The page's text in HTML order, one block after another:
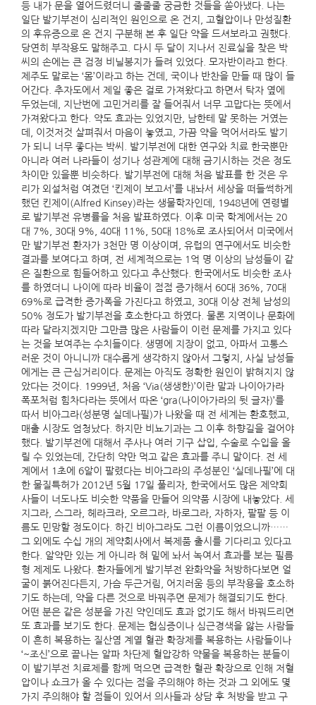
등 내가 문을 열어드렸더니 줄줄줄 궁금한 것들을 쏟아냈다. 나는
일단 발기부전이 심리적인 원인으로 온 건지, 고혈압이나 만성질환
의 후유증으로 온 건지 구분해 본 후 일단 약을 드셔보라고 권했다.
당연히 부작용도 말해주고. 다시 두 달이 지나서 진료실을 찾은 박
씨의 손에는 큰 검정 비닐봉지가 들려 있었다. 모자반이라고 한다.
제주도 말로는 ‘몸’이라고 하는 건데, 국이나 반찬을 만들 때 많이 들
어간다. 추자도에서 제일 좋은 걸로 가져왔다고 하면서 탁자 옆에
두었는데, 지난번에 고민거리를 잘 들어줘서 너무 고맙다는 뜻에서
가져왔다고 한다. 약도 효과는 있었지만, 남한테 말 못하는 거였는
데, 이것저것 살펴줘서 마음이 놓였고, 가끔 약을 먹어서라도 발기
가 되니 너무 좋다는 박씨. 발기부전에 대한 연구와 치료 한국뿐만
아니라 여러 나라들이 성기나 성관계에 대해 금기시하는 것은 정도
차이만 있을뿐 비슷하다. 발기부전에 대해 처음 발표를 한 것은 우
리가 외설처럼 여겼던 ‘킨제이 보고서’를 내놔서 세상을 떠들썩하게
했던 킨제이(Alfred Kinsey)라는 생물학자인데, 1948년에 연령별
로 발기부전 유병률을 처음 발표하였다. 이후 미국 학계에서는 20
대 7%, 30대 9%, 40대 11%, 50대 18%로 조사되어서 미국에서
만 발기부전 환자가 3천만 명 이상이며, 유럽의 연구에서도 비슷한
결과를 보여다고 하며, 전 세계적으로는 1억 명 이상의 남성들이 같
은 질환으로 힘들어하고 있다고 추산했다. 한국에서도 비슷한 조사
를 하였더니 나이에 따라 비율이 점점 증가해서 60대 36%, 70대
69%로 급격한 증가폭을 가진다고 하였고, 30대 이상 전체 남성의
50% 정도가 발기부전을 호소한다고 하였다. 물론 지역이나 문화에
따라 달라지겠지만 그만큼 많은 사람들이 이런 문제를 가지고 있다
는 것을 보여주는 수치들이다. 생명에 지장이 없고, 아파서 고통스
러운 것이 아니니까 대수롭게 생각하지 않아서 그렇지, 사실 남성들
에게는 큰 근심거리이다. 문제는 아직도 정확한 원인이 밝혀지지 않
았다는 것이다. 1999년, 처음 ‘Via(생생한)’이란 말과 나이아가라
폭포처럼 힘차다라는 뜻에서 따온 ‘gra(나이아가라의 뒷 글자)’를
따서 비아그라(성분명 실데나필)가 나왔을 때 전 세계는 환호했고,
매출 시장도 엄청났다. 하지만 비뇨기과는 그 이후 하향길을 걸어야
했다. 발기부전에 대해서 주사나 여러 기구 삽입, 수술로 수입을 올
릴 수 있었는데, 간단히 약만 먹고 같은 효과를 주니 말이다. 전 세
계에서 1초에 6알이 팔렸다는 비아그라의 주성분인 ‘실데나필’에 대
한 물질특허가 2012년 5월 17일 풀리자, 한국에서도 많은 제약회
사들이 너도나도 비슷한 약품을 만들어 의약품 시장에 내놓았다. 세
지그라, 스그라, 헤라크라, 오르그라, 바로그라, 자하자, 팔팔 등 이
름도 민망할 정도이다. 하긴 비아그라도 그런 이름이었으니까……
그 외에도 수십 개의 제약회사에서 복제품 출시를 기다리고 있다고
한다. 알약만 있는 게 아니라 혀 밑에 놔서 녹여서 효과를 보는 필름
형 제제도 나왔다. 환자들에게 발기부전 완화약을 처방하다보면 얼
굴이 붉어진다든지, 가슴 두근거림, 어지러움 등의 부작용을 호소하
기도 하는데, 약을 다른 것으로 바꿔주면 문제가 해결되기도 한다.
어떤 분은 같은 성분을 가진 약인데도 효과 없기도 해서 바꿔드리면
또 효과를 보기도 한다. 문제는 협심증이나 심근경색을 앓는 사람들
이 흔히 복용하는 질산염 계열 혈관 확장제를 복용하는 사람들이나
‘~조신’으로 끝나는 알파 차단제 혈압강하 약물을 복용하는 분들이
이 발기부전 치료제를 함께 먹으면 급격한 혈관 확장으로 인해 저혈
압이나 쇼크가 올 수 있다는 점을 주의해야 하는 것과 그 외에도 몇
가지 주의해야 할 점들이 있어서 의사들과 상담 후 처방을 받고 구